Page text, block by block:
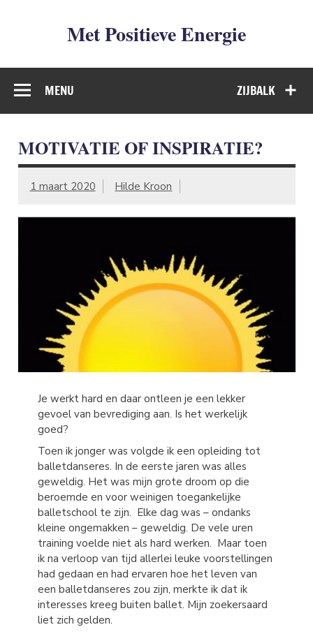
Met Positieve Energie
De weg naar Positief Leven
ZIJBALK
MENU
MOTIVATIE OF INSPIRATIE?
1 maart 2020 Hilde Kroon
Je werkt hard en daar ontleen je een lekker
gevoel van bevrediging aan. Is het werkelijk
goed?
Toen ik jonger was volgde ik een opleiding tot
balletdanseres. In de eerste jaren was alles
geweldig. Het was mijn grote droom op die
beroemde en voor weinigen toegankelijke
balletschool te zijn. Elke dag was – ondanks
kleine ongemakken – geweldig. De vele uren
training voelde niet als hard werken. Maar toen
ik na verloop van tijd allerlei leuke voorstellingen
had gedaan en had ervaren hoe het leven van
een balletdanseres zou zijn, merkte ik dat ik
interesses kreeg buiten ballet. Mijn zoekersaard
liet zich gelden.